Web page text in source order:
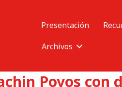
Presentación
Archivos
Poyos con